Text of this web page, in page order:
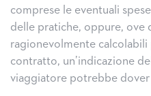
comprese le eventuali
delle pratiche, oppure, ove
ragionevolmente calcolabili
contratto, un’indicazione
viaggiatore potrebbe dover